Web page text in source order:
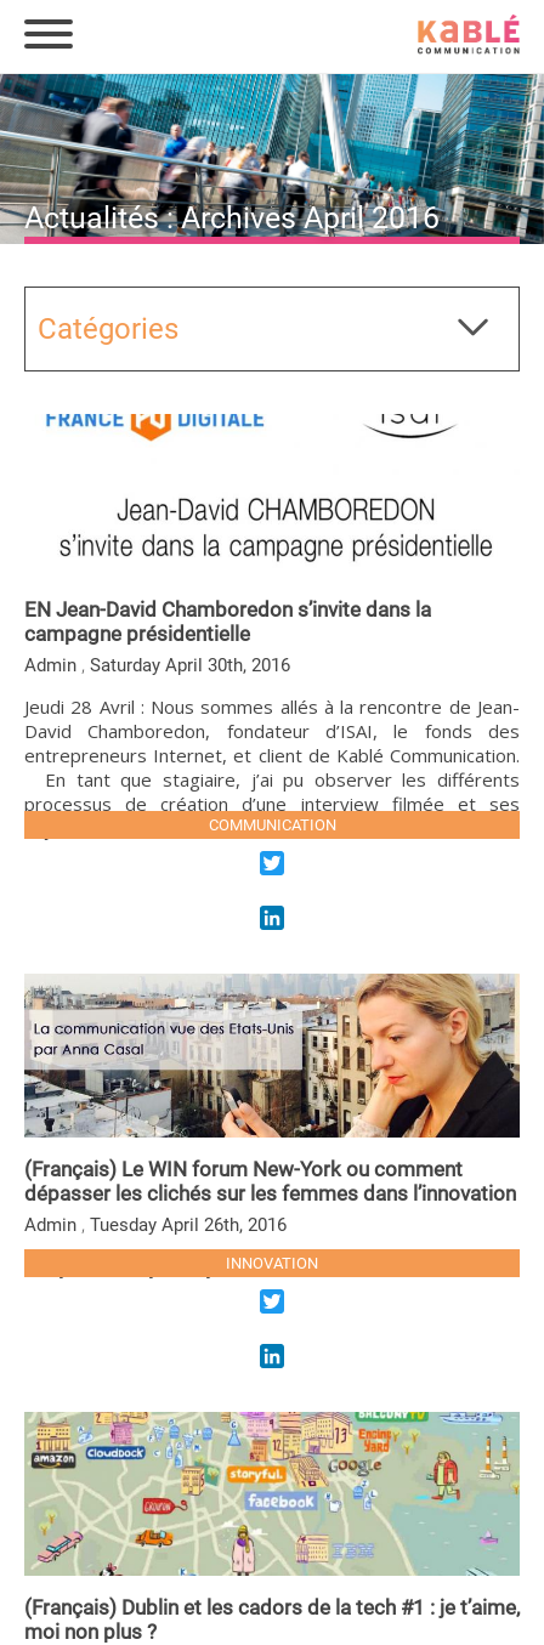
Actualités : Archives April 2016
Catégories
EN Jean-David Chamboredon s’invite dans la
campagne présidentielle
Admin , Saturday April 30th, 2016
Jeudi 28 Avril : Nous sommes allés à la rencontre de Jean-
David Chamboredon, fondateur d’ISAI, le fonds des
entrepreneurs Internet, et client de Kablé Communication.
En tant que stagiaire, j’ai pu observer les différents
processus de création d’une interview filmée et ses
enjeux. Ici, cette vidéo est un bon […]
COMMUNICATION
(Français) Le WIN forum New-York ou comment
dépasser les clichés sur les femmes dans l’innovation
Admin , Tuesday April 26th, 2016
Sorry, this entry is only available in French.
INNOVATION
(Français) Dublin et les cadors de la tech #1 : je t’aime,
moi non plus ?